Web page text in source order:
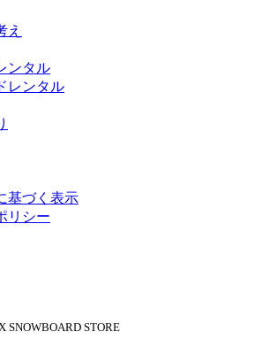
え
ンタル
レンタル
基づく表示
リシー
SNOWBOARD STORE